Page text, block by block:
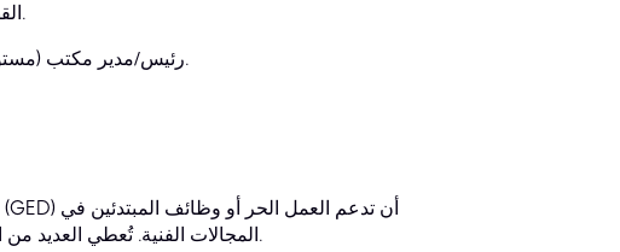
القطاع المصرفي والمالي، مثل الصرافين أو محاسبي السجلات.
رئيس/مدير مكتب (مستوى مبتدئ): مع اكتساب الخبرة، ينتقلون إلى مناصب إشرافية.
المجالات الفنية. تُعطي العديد من الوظائف الأولوية للموهبة وملف الأعمال على الشهادات الأكاديمية.